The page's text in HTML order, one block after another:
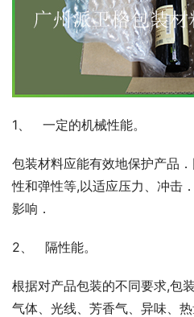
1、   一定的机械性能。
包装材料应能有效地保护产品
性和弹性等,以适应压力、冲击
影响．
2、   隔性能。
根据对产品包装的不同要求,包
气体、光线、芳香气、异味、